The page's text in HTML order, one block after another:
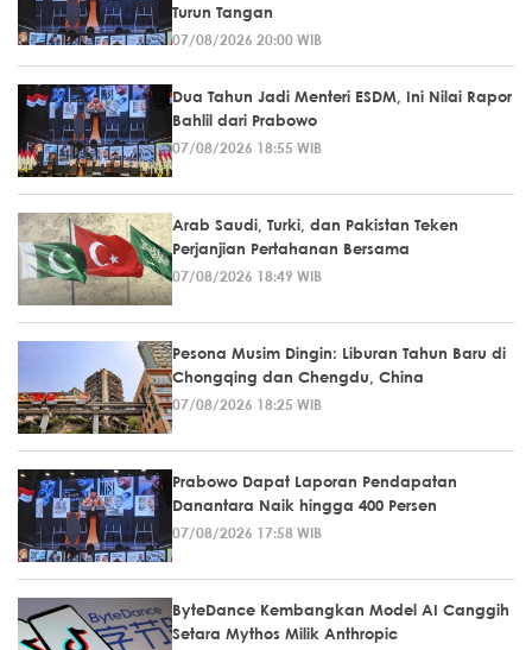
Turun Tangan
07/08/2026 20:00 WIB
Dua Tahun Jadi Menteri ESDM, Ini Nilai Rapor
Bahlil dari Prabowo
07/08/2026 18:55 WIB
Arab Saudi, Turki, dan Pakistan Teken
Perjanjian Pertahanan Bersama
07/08/2026 18:49 WIB
Pesona Musim Dingin: Liburan Tahun Baru di
Chongqing dan Chengdu, China
07/08/2026 18:25 WIB
Prabowo Dapat Laporan Pendapatan
Danantara Naik hingga 400 Persen
07/08/2026 17:58 WIB
ByteDance Kembangkan Model AI Canggih
Setara Mythos Milik Anthropic